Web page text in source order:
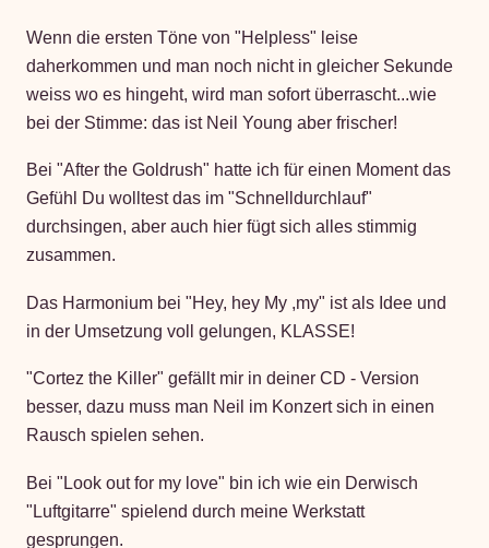
Wenn die ersten Töne von "Helpless" leise
daherkommen und man noch nicht in gleicher Sekunde
weiss wo es hingeht, wird man sofort überrascht...wie
bei der Stimme: das ist Neil Young aber frischer!
Bei "After the Goldrush" hatte ich für einen Moment das
Gefühl Du wolltest das im "Schnelldurchlauf"
durchsingen, aber auch hier fügt sich alles stimmig
zusammen.
Das Harmonium bei "Hey, hey My ,my" ist als Idee und
in der Umsetzung voll gelungen, KLASSE!
"Cortez the Killer" gefällt mir in deiner CD - Version
besser, dazu muss man Neil im Konzert sich in einen
Rausch spielen sehen.
Bei "Look out for my love" bin ich wie ein Derwisch
"Luftgitarre" spielend durch meine Werkstatt
gesprungen.